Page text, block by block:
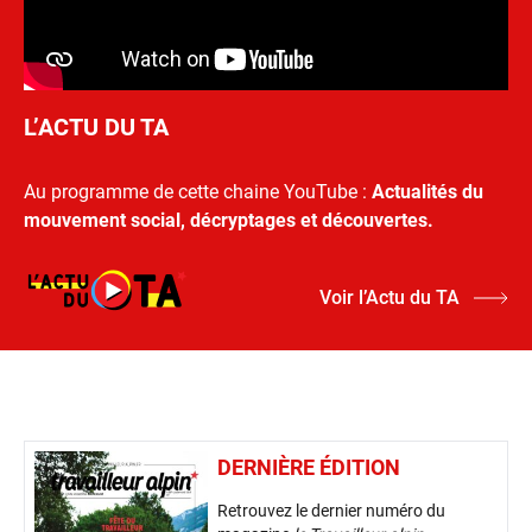
L’ACTU DU TA
Au programme de cette chaine YouTube : Actualités du
mouvement social, décryptages et découvertes.
Voir l’Actu du TA
DERNIÈRE ÉDITION
Retrouvez le dernier numéro du